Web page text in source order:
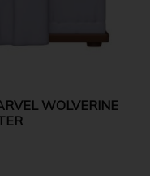
WOLVERINE